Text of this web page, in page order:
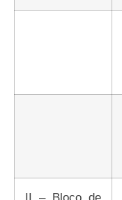
II – Bloco de